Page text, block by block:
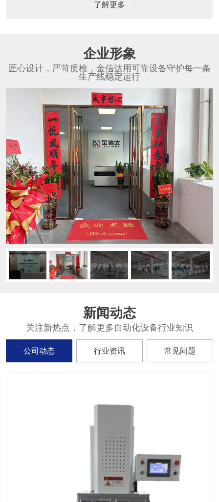
了解更多
企业形象
匠心设计，严苛质检，金信达用可靠设备守护每一条
生产线稳定运行
新闻动态
关注新热点，了解更多自动化设备行业知识
公司动态 行业资讯 常见问题